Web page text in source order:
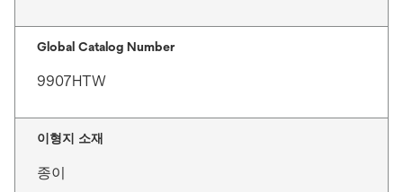
Global Catalog Number
9907HTW
이형지 소재
종이